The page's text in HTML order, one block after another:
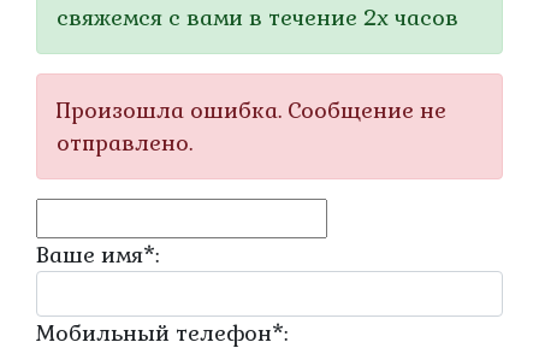
свяжемся с вами в течение 2х часов
Произошла ошибка. Сообщение не
отправлено.
Ваше имя*:
Мобильный телефон*: